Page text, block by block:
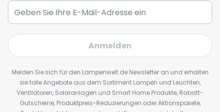
Anmelden
Melden Sie sich für den Lampenwelt.de Newsletter an und erhalten
sie tolle Angebote aus dem Sortiment Lampen und Leuchten,
Ventilatoren, Solaranlagen und Smart Home Produkte, Rabatt-
Gutscheine, Produktpreis-Reduzierungen oder Aktionspakete,